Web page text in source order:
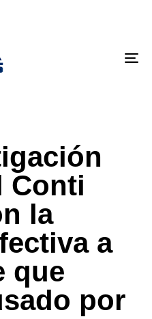
Conti
la
a
que
por